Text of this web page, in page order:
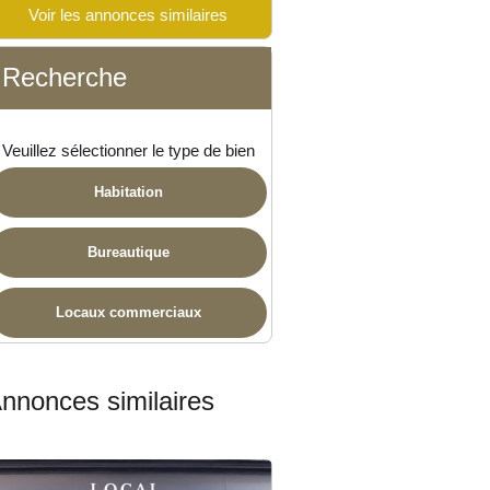
Voir les annonces similaires
Recherche
Veuillez sélectionner le type de bien
Habitation
Bureautique
Locaux commerciaux
similaires